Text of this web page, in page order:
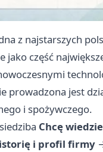
z najstarszych
jako część
prowadzona jest
i spożywczego.
Chcę
i profil firmy